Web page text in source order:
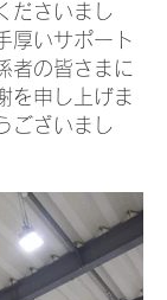
ださいまし
厚いサポート
者の皆さまに
を申し上げま
ございまし